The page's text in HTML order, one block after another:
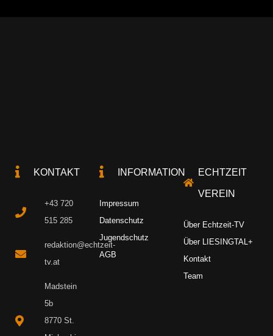
KONTAKT
+43 720
515 285
redaktion@echtzeit-
tv.at
Madstein
5b
8770 St.
INFORMATION
Impressum
Datenschutz
Jugendschutz
AGB
ECHTZEIT
VEREIN
Über Echtzeit-TV
Über LIESINGTAL+
Kontakt
Team